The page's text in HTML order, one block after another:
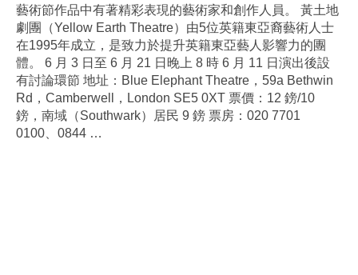
藝術節作品中有著精彩表現的藝術家和創作人員。 黃土地
劇團（Yellow Earth Theatre）由5位英籍東亞裔藝術人士
在1995年成立，是致力於提升英籍東亞藝人影響力的團
體。 6 月 3 日至 6 月 21 日晚上 8 時 6 月 11 日演出後設
有討論環節 地址：Blue Elephant Theatre，59a Bethwin
Rd，Camberwell，London SE5 0XT 票價：12 鎊/10
鎊，南域（Southwark）居民 9 鎊 票房：020 7701
0100、0844 …